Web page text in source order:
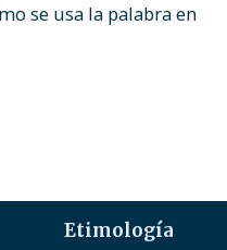
se usa la palabra en
Etimología